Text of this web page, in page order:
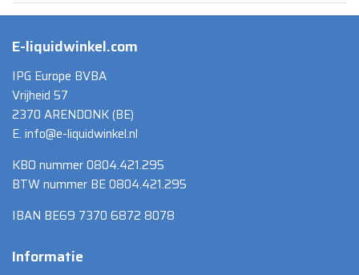
E-liquidwinkel.com
IPG Europe BVBA
Vrijheid 57
2370 ARENDONK (BE)
E. info@e-liquidwinkel.nl
KBO nummer 0804.421.295
BTW nummer BE 0804.421.295
IBAN BE69 7370 6872 8078
Informatie